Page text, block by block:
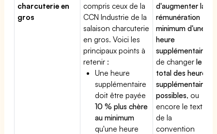
charcuterie en
gros
compris ceux de la
CCN Industrie de la
salaison charcuterie
en gros. Voici les
principaux points à
retenir :
Une heure
supplémentaire
doit être payée
10 % plus chère
au minimum
qu'une heure
d'augmenter la
rémunération
minimum d'une
heure
supplémentaire
de changerle
total des heures
supplémentaires
possibles, ou
encore le texte
de la
convention